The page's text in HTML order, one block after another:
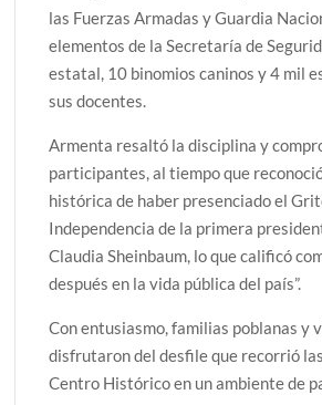
las Fuerzas Armadas y Guardia
elementos de la Secretaría de
estatal, 10 binomios caninos y 4 mil
sus docentes.
Armenta resaltó la disciplina y
participantes, al tiempo que
histórica de haber presenciado el
Independencia de la primera
Claudia Sheinbaum, lo que calificó
después en la vida pública del país”.
Con entusiasmo, familias poblanas y
disfrutaron del desfile que recorrió
Centro Histórico en un ambiente de